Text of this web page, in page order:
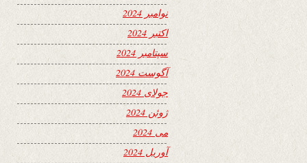
نوامبر 2024
اکتبر 2024
سپتامبر 2024
آگوست 2024
جولای 2024
ژوئن 2024
می 2024
آوریل 2024